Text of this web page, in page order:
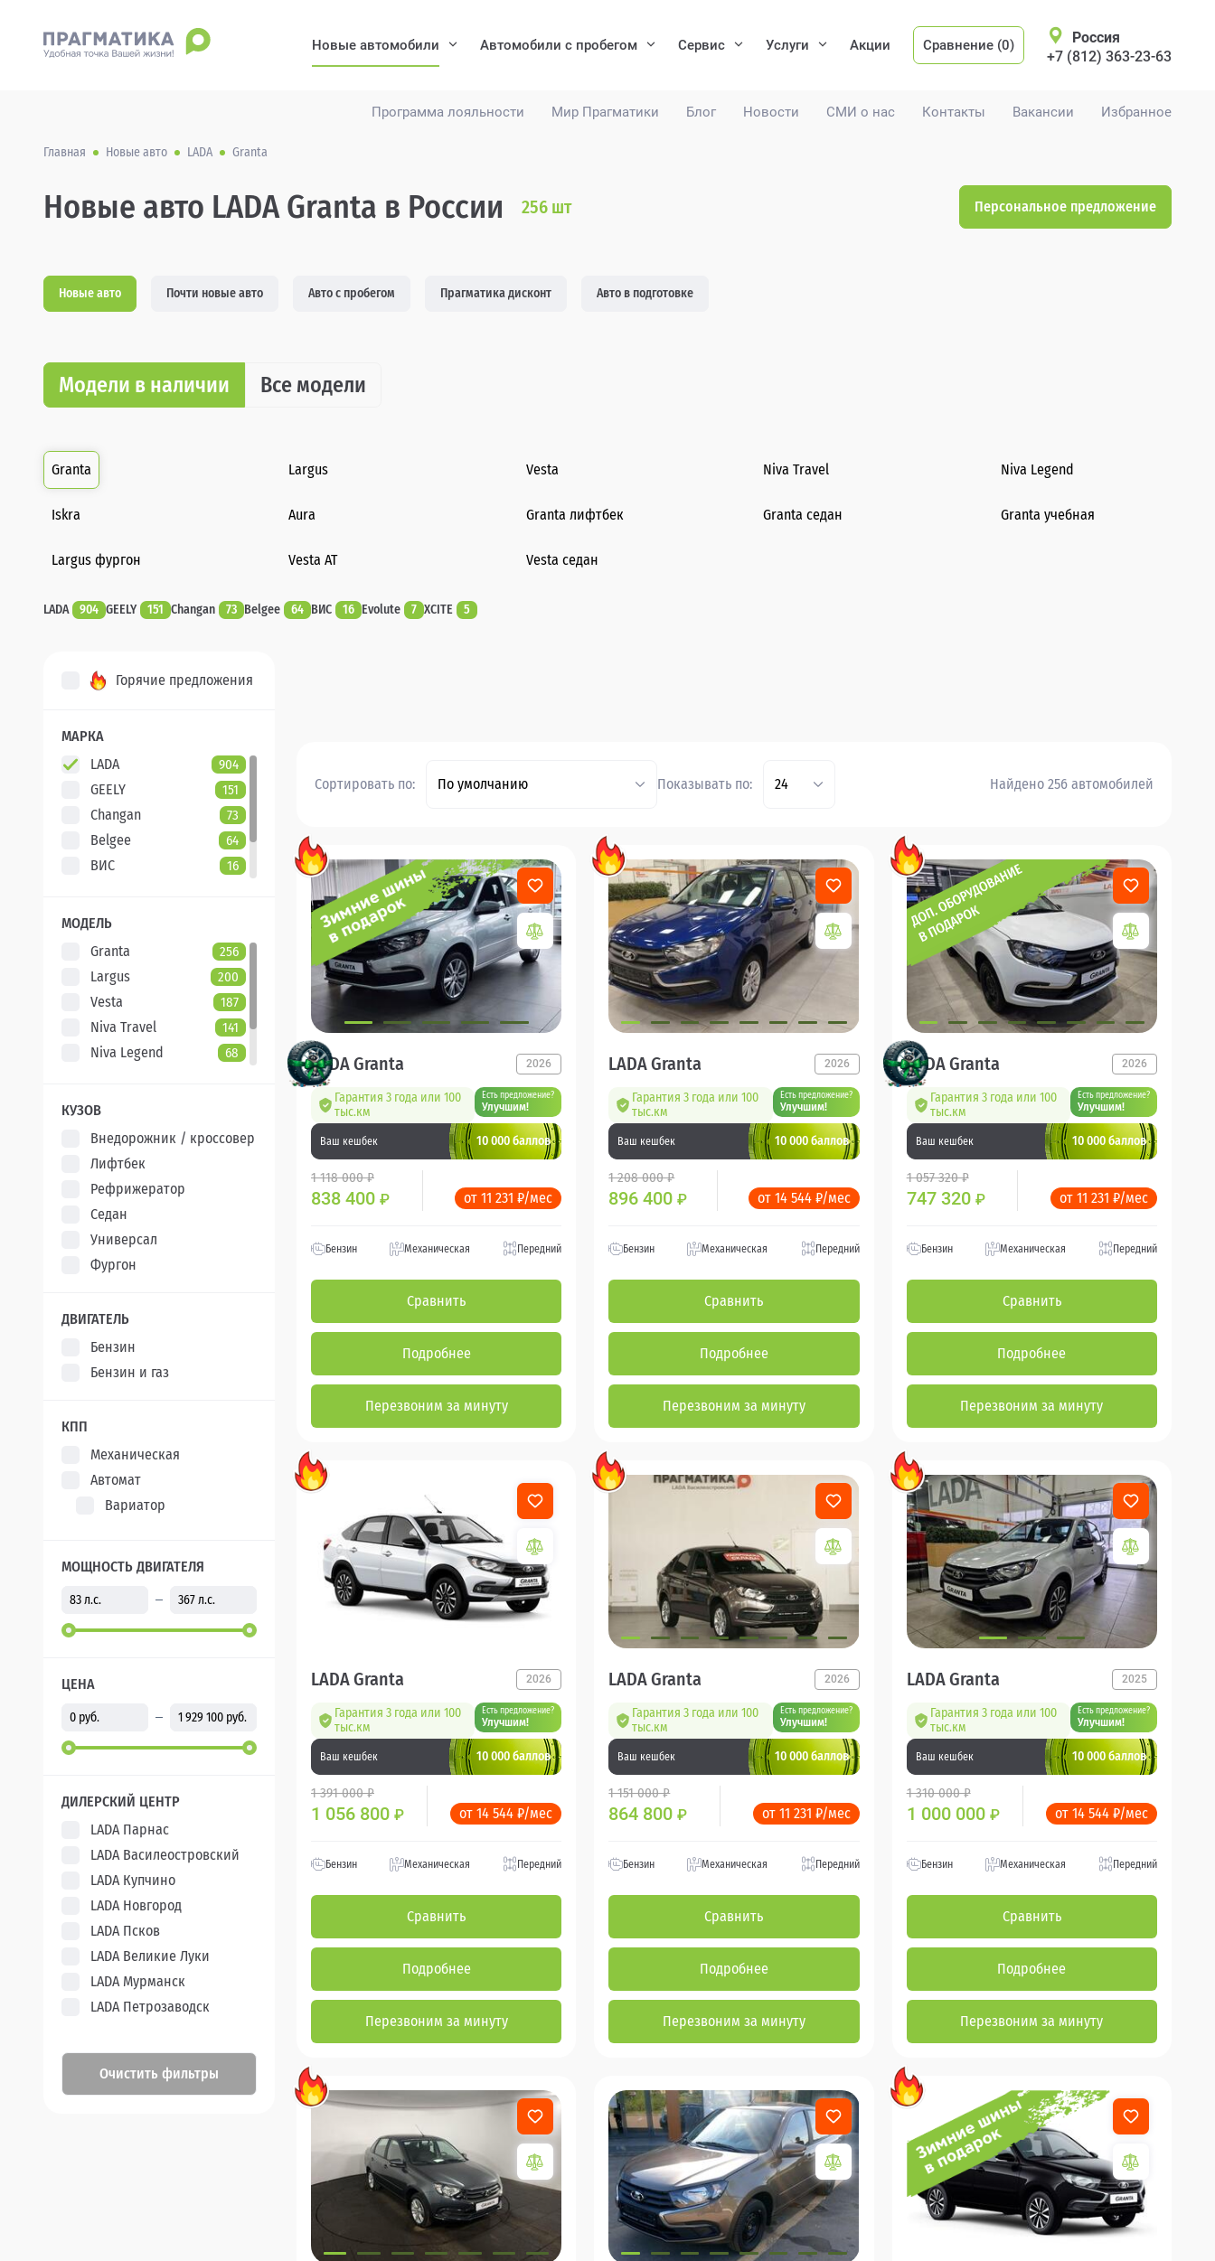
Программа лояльности Мир Прагматики Блог Новости СМИ о нас Контакты Вакансии Избранное
Новые автомобили Автомобили с пробегом Сервис Услуги Акции Сравнение (0)
Россия
+7 (812) 363-23-63
Главная Новые авто LADA Granta
Новые авто LADA Granta в России 256 шт Персональное предложение
Новые авто Почти новые авто Авто с пробегом Прагматика дисконт Авто в подготовке
Модели в наличии Все модели
Granta Largus Vesta Niva Travel Niva Legend
Iskra Aura Granta лифтбек Granta седан Granta учебная
Largus фургон Vesta AT Vesta седан
LADA 904 GEELY 151 Changan 73 Belgee 64 ВИС 16 Evolute 7 XCITE 5
Горячие предложения
МАРКА
LADA
904
GEELY 151
Changan 73
Belgee 64
ВИС 16
XCITE
МОДЕЛЬ
Granta
256
Largus 200
Vesta 187
Niva Travel 141
Niva Legend 68
Aura
КУЗОВ
Внедорожник / кроссовер
Лифтбек
Рефрижератор
Седан
Универсал
Фургон
ДВИГАТЕЛЬ
Бензин
Бензин и газ
КПП
Механическая
Автомат
Вариатор
МОЩНОСТЬ ДВИГАТЕЛЯ
ЦЕНА
ДИЛЕРСКИЙ ЦЕНТР
LADA Парнас
LADA Василеостровский
LADA Купчино
LADA Новгород
LADA Псков
LADA Великие Луки
LADA Мурманск
LADA Петрозаводск
Очистить фильтры
Сортировать по: По умолчанию Показывать по: 24 Найдено 256 автомобилей
LADA Granta 2026
Гарантия 3 года или 100
тыс.км
Есть предложение?
Улучшим!
Ваш кешбек 10 000 баллов
1 118 000 ₽
838 400 ₽ от 11 231 ₽/мес
Бензин Механическая Передний
Сравнить
Подробнее
Перезвоним за минуту
LADA Granta 2026
Гарантия 3 года или 100
тыс.км
Есть предложение?
Улучшим!
Ваш кешбек 10 000 баллов
1 208 000 ₽
896 400₽ от 14 544 ₽/мес
Бензин Механическая Передний
Сравнить
Подробнее
Перезвоним за минуту
LADA Granta 2026
Гарантия 3 года или 100
тыс.км
Есть предложение?
Улучшим!
Ваш кешбек 10 000 баллов
1 057 320 ₽
747 320 ₽ от 11 231 ₽/мес
Бензин Механическая Передний
Сравнить
Подробнее
Перезвоним за минуту
LADA Granta 2026
Гарантия 3 года или 100
тыс.км
Есть предложение?
Улучшим!
Ваш кешбек 10 000 баллов
1 391 000 ₽
1 056 800 ₽ от 14 544 ₽/мес
Бензин Механическая Передний
Сравнить
Подробнее
Перезвоним за минуту
LADA Granta 2026
Гарантия 3 года или 100
тыс.км
Есть предложение?
Улучшим!
Ваш кешбек 10 000 баллов
1 151 000 ₽
864 800₽ от 11 231 ₽/мес
Бензин Механическая Передний
Сравнить
Подробнее
Перезвоним за минуту
LADA Granta 2025
Гарантия 3 года или 100
тыс.км
Есть предложение?
Улучшим!
Ваш кешбек 10 000 баллов
1 310 000 ₽
1 000 000 ₽ от 14 544 ₽/мес
Бензин Механическая Передний
Сравнить
Подробнее
Перезвоним за минуту